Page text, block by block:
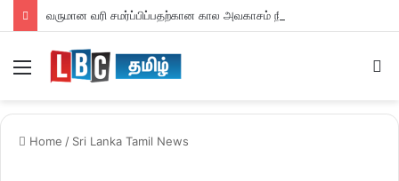
வருமான வரி சமர்ப்பிப்பதற்கான கால அவகாசம் நீடிப்பு
Home / Sri Lanka Tamil News